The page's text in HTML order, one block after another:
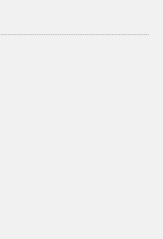
Lefatšeng?